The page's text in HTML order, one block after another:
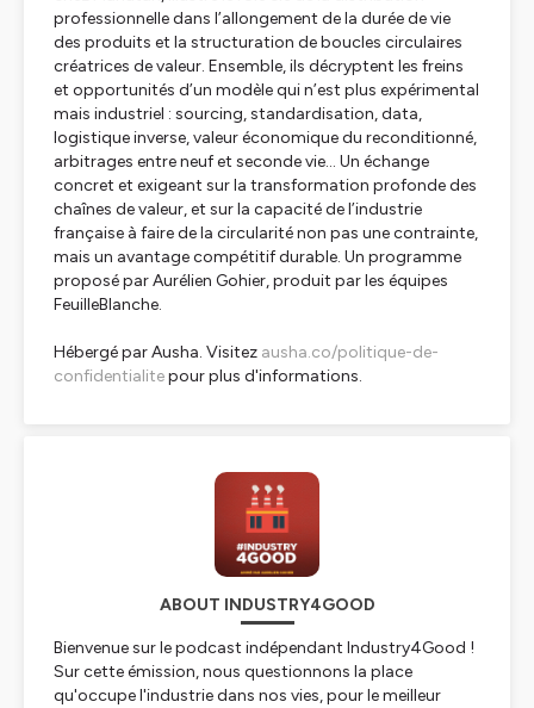
professionnelle dans l’allongement de la durée de vie
des produits et la structuration de boucles circulaires
créatrices de valeur. Ensemble, ils décryptent les freins
et opportunités d’un modèle qui n’est plus expérimental
mais industriel : sourcing, standardisation, data,
logistique inverse, valeur économique du reconditionné,
arbitrages entre neuf et seconde vie… Un échange
concret et exigeant sur la transformation profonde des
chaînes de valeur, et sur la capacité de l’industrie
française à faire de la circularité non pas une contrainte,
mais un avantage compétitif durable. Un programme
proposé par Aurélien Gohier, produit par les équipes
FeuilleBlanche.
Hébergé par Ausha. Visitez ausha.co/politique-de-
confidentialitepour plus d'informations.
ABOUT INDUSTRY4GOOD
Bienvenue sur le podcast indépendant Industry4Good !
Sur cette émission, nous questionnons la place
qu'occupe l'industrie dans nos vies, pour le meilleur